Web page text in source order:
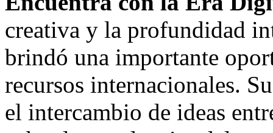
creativa y la profundidad
brindó una importante
recursos internacionales.
el intercambio de ideas